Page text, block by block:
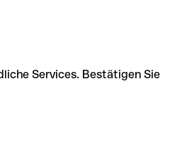
Services. Bestätigen Sie